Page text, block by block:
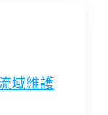
域維護